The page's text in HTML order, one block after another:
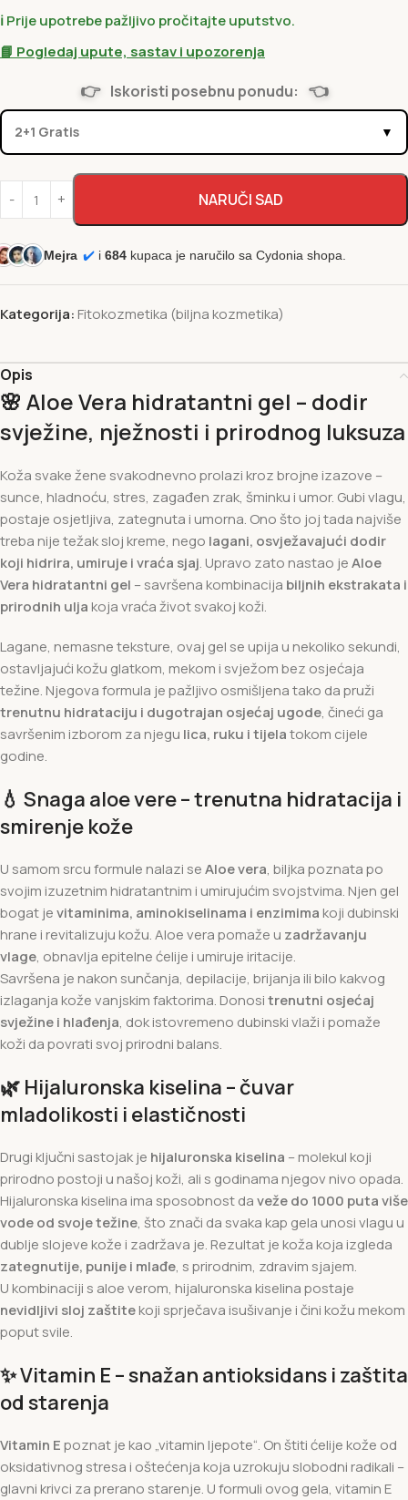
ℹ️ Prije upotrebe pažljivo pročitajte uputstvo.
📘 Pogledaj upute, sastav i upozorenja
👉 Iskoristi posebnu ponudu: 👈
2+1 Gratis ▼
NARUČI SAD
Mejra ✔️ i 684 kupaca je naručilo sa Cydonia shopa.
Kategorija: Fitokozmetika (biljna kozmetika)
Opis
🌸 Aloe Vera hidratantni gel – dodir
svježine, nježnosti i prirodnog luksuza
Koža svake žene svakodnevno prolazi kroz brojne izazove –
sunce, hladnoću, stres, zagađen zrak, šminku i umor. Gubi vlagu,
postaje osjetljiva, zategnuta i umorna. Ono što joj tada najviše
treba nije težak sloj kreme, nego lagani, osvježavajući dodir
koji hidrira, umiruje i vraća sjaj. Upravo zato nastao jeAloe
Vera hidratantni gel – savršena kombinacija biljnih ekstrakata i
prirodnih ulja koja vraća život svakoj koži.
Lagane, nemasne teksture, ovaj gel se upija u nekoliko sekundi,
ostavljajući kožu glatkom, mekom i svježom bez osjećaja
težine. Njegova formula je pažljivo osmišljena tako da pruži
trenutnu hidrataciju i dugotrajan osjećaj ugode, čineći ga
savršenim izborom za njegu lica, ruku i tijelatokom cijele
godine.
💧 Snaga aloe vere – trenutna hidratacija i
smirenje kože
U samom srcu formule nalazi seAloe vera, biljka poznata po
svojim izuzetnim hidratantnim i umirujućim svojstvima. Njen gel
bogat jevitaminima, aminokiselinama i enzimima koji dubinski
hrane i revitalizuju kožu. Aloe vera pomaže u zadržavanju
vlage, obnavlja epitelne ćelije i umiruje iritacije.
Savršena je nakon sunčanja, depilacije, brijanja ili bilo kakvog
izlaganja kože vanjskim faktorima. Donositrenutni osjećaj
svježine i hlađenja, dok istovremeno dubinski vlaži i pomaže
koži da povrati svoj prirodni balans.
🌿 Hijaluronska kiselina – čuvar
mladolikosti i elastičnosti
Drugi ključni sastojak je hijaluronska kiselina – molekul koji
prirodno postoji u našoj koži, ali s godinama njegov nivo opada.
Hijaluronska kiselina ima sposobnost daveže do 1000 puta više
vode od svoje težine, što znači da svaka kap gela unosi vlagu u
dublje slojeve kože i zadržava je. Rezultat je koža koja izgleda
zategnutije, punije i mlađe, s prirodnim, zdravim sjajem.
U kombinaciji s aloe verom, hijaluronska kiselina postaje
nevidljivi sloj zaštitekoji sprječava isušivanje i čini kožu mekom
poput svile.
✨Vitamin E – snažan antioksidans i zaštita
od starenja
Vitamin Epoznat je kao „vitamin ljepote“. On štiti ćelije kože od
oksidativnog stresa i oštećenja koja uzrokuju slobodni radikali –
glavni krivci za prerano starenje. U formuli ovog gela, vitamin E